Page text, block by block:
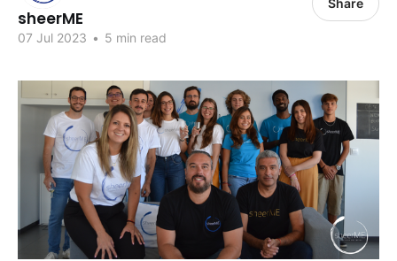
sheerME
07 Jul 2023 • 5 min read
Share